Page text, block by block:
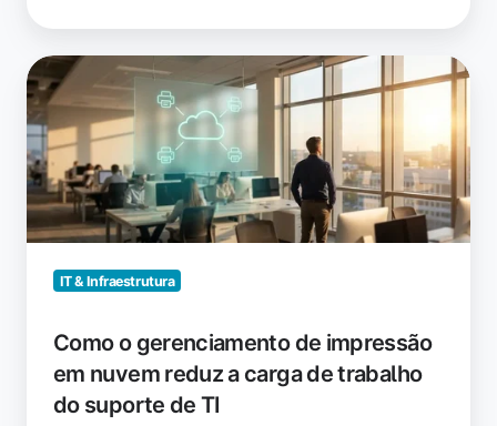
Como
o
gerenciamento
de
impressão
em
nuvem
suporte
IT & Infraestrutura
Como o gerenciamento de impressão
em nuvem reduz a carga de trabalho
do suporte de TI